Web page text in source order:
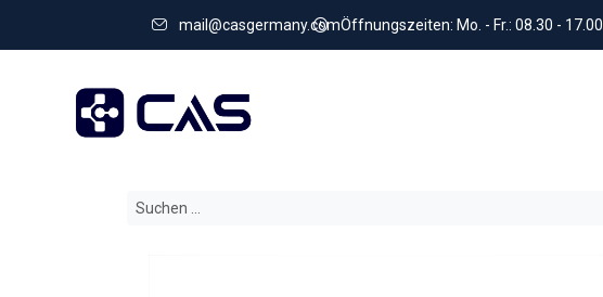
mail@casgermany.comÖffnungszeiten: Mo. - Fr.: 08.30 - 17.00